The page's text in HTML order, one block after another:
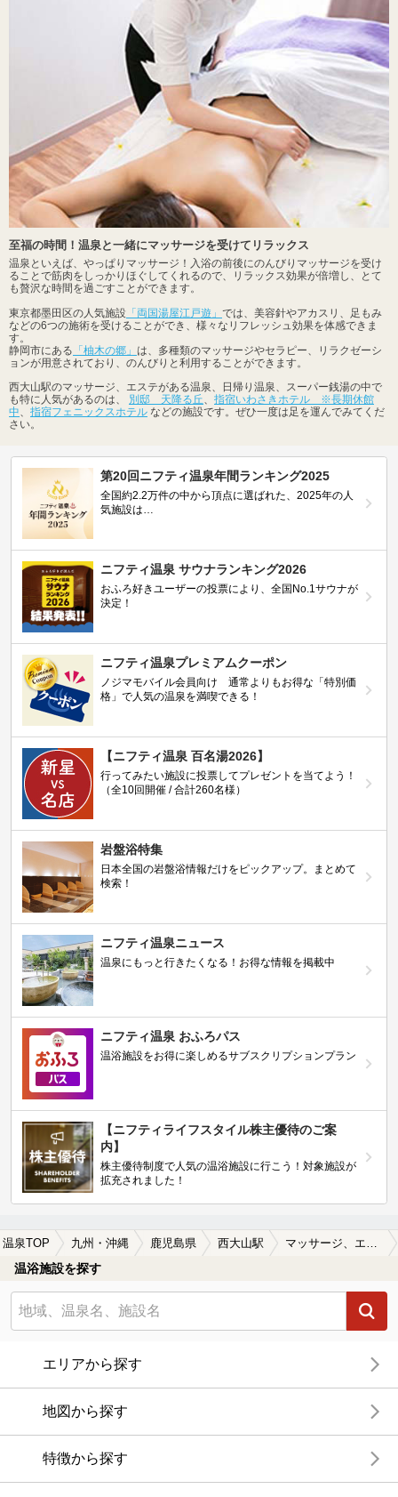
至福の時間！温泉と一緒にマッサージを受けてリラックス
温泉といえば、やっぱりマッサージ！入浴の前後にのんびりマッサージを受け
ることで筋肉をしっかりほぐしてくれるので、リラックス効果が倍増し、とて
も贅沢な時間を過ごすことができます。
東京都墨田区の人気施設 「両国湯屋江戸遊」 では、美容針やアカスリ、足もみ
などの6つの施術を受けることができ、様々なリフレッシュ効果を体感できま
す。
静岡市にある 「柚木の郷」 は、多種類のマッサージやセラピー、リラクゼーシ
ョンが用意されており、のんびりと利用することができます。
西大山駅のマッサージ、エステがある温泉、日帰り温泉、スーパー銭湯の中で
も特に人気があるのは、 別邸 天降る丘
指宿いわさきホテル ※長期休館
中
指宿フェニックスホテル などの施設です。ぜひ一度は足を運んでみてくだ
さい。
第20回ニフティ温泉年間ランキング2025
全国約2.2万件の中から頂点に選ばれた、2025年の人
気施設は…
ニフティ温泉 サウナランキング2026
おふろ好きユーザーの投票により、全国No.1サウナが
決定！
ニフティ温泉プレミアムクーポン
ノジマモバイル会員向け 通常よりもお得な「特別価
格」で人気の温泉を満喫できる！
【ニフティ温泉 百名湯2026】
行ってみたい施設に投票してプレゼントを当てよう！
（全10回開催 / 合計260名様）
岩盤浴特集
日本全国の岩盤浴情報だけをピックアップ。まとめて
検索！
ニフティ温泉ニュース
温泉にもっと行きたくなる！お得な情報を掲載中
ニフティ温泉 おふろパス
温浴施設をお得に楽しめるサブスクリプションプラン
【ニフティライフスタイル株主優待のご案
内】
株主優待制度で人気の温浴施設に行こう！対象施設が
拡充されました！
温泉TOP 九州・沖縄 鹿児島県 西大山駅 マッサージ、エステがある西大山駅近くの温泉、日帰り温泉、スーパー銭湯おすすめ
温浴施設を探す
エリアから探す
地図から探す
特徴から探す